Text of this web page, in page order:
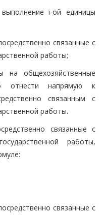
i-ой единицы
связанные с
работы;
общехозяйственные
отнести напрямую к
связанным с
работы.
связанные с
работы,
связанные с